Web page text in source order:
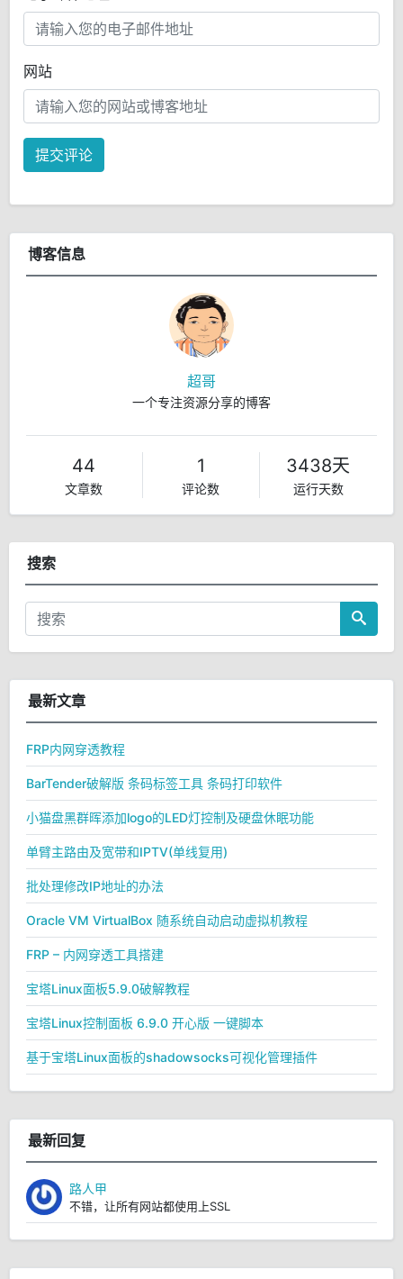
网站
提交评论
博客信息
超哥
一个专注资源分享的博客
44
文章数
1
评论数
3438天
运行天数
搜索
最新文章
FRP内网穿透教程
BarTender破解版 条码标签工具 条码打印软件
小猫盘黑群晖添加logo的LED灯控制及硬盘休眠功能
单臂主路由及宽带和IPTV(单线复用)
批处理修改IP地址的办法
Oracle VM VirtualBox 随系统自动启动虚拟机教程
FRP – 内网穿透工具搭建
宝塔Linux面板5.9.0破解教程
宝塔Linux控制面板 6.9.0 开心版 一键脚本
基于宝塔Linux面板的shadowsocks可视化管理插件
最新回复
路人甲
不错，让所有网站都使用上SSL